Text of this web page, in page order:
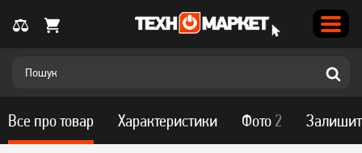
Все про товар Характеристики Фото 2